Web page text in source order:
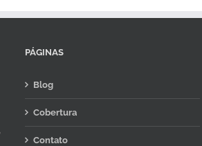
PÁGINAS
Blog
Cobertura
Contato